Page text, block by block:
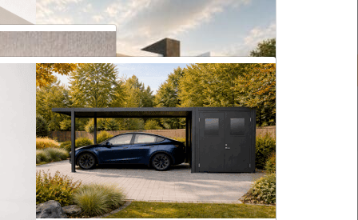
Roletai stogo langams
Plisuotos žaliuzės stogo langams
Elektriniai karnizai
Tinkleliai durims
Panoraminiai vartai
Visos markizės